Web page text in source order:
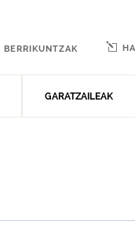
GARATZAILEAK
BERRIKUNTZAK